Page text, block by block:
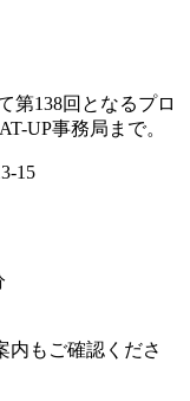
第138回となるプロ
UP事務局まで。
15
もご確認くださ